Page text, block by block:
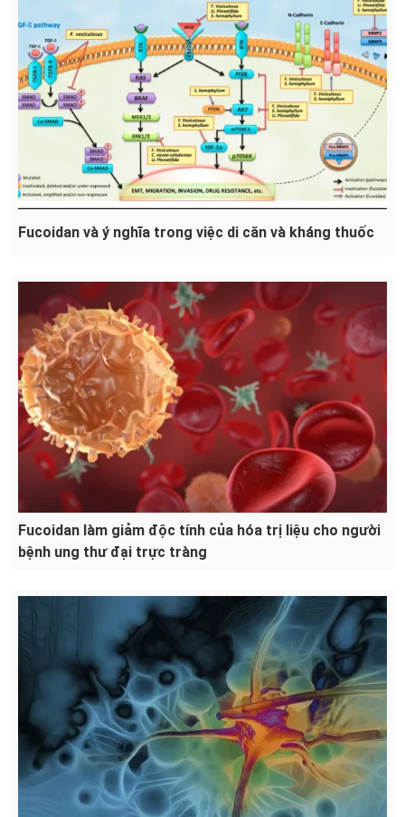
Fucoidan và ý nghĩa trong việc di căn và kháng thuốc
Fucoidan làm giảm độc tính của hóa trị liệu cho người
bệnh ung thư đại trực tràng